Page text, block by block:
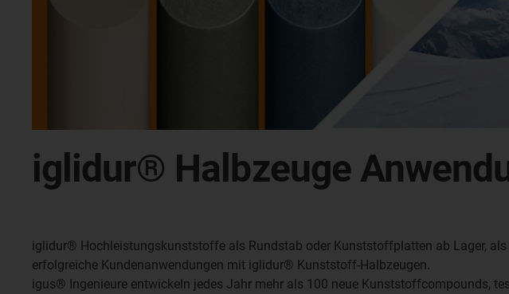
iglidur® Halbzeuge
iglidur® Hochleistungskunststoffe als Rundstab oder Kunststoffplatten ab Lager,
erfolgreiche Kundenanwendungen mit iglidur® Kunststoff-Halbzeugen.
igus® Ingenieure entwickeln jedes Jahr mehr als 100 neue Kunststoffcompounds,